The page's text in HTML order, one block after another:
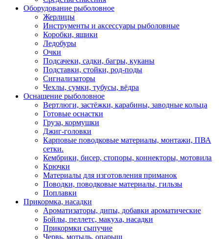
Оборудование рыболовное
Жерлицы
Инструменты и аксессуары рыболовные
Коробки, ящики
Ледобуры
Очки
Подсачеки, садки, багры, куканы
Подставки, стойки, род-поды
Сигнализаторы
Чехлы, сумки, тубусы, вёдра
Оснащение рыболовное
Вертлюги, застёжки, карабины, заводные кольца
Готовые оснастки
Груза, кормушки
Джиг-головки
Карповые поводковые материалы, монтажи, ПВА
сетки.
Кембрики, бисер, стопоры, коннекторы, мотовила
Крючки
Материалы для изготовления приманок
Поводки, поводковые материалы, гильзы
Поплавки
Прикормка, насадки
Ароматизаторы, дипы, добавки ароматические
Бойлы, пеллетс, макуха, насадки
Прикормки сыпучие
Червь, мотыль, опарыш